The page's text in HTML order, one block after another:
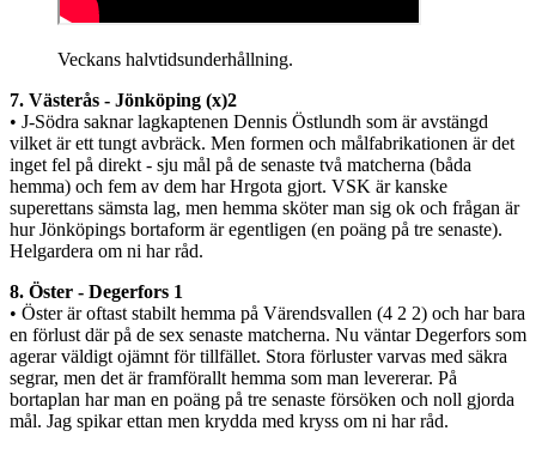
Veckans halvtidsunderhållning.
7. Västerås - Jönköping (x)2
• J-Södra saknar lagkaptenen Dennis Östlundh som är avstängd
vilket är ett tungt avbräck. Men formen och målfabrikationen är det
inget fel på direkt - sju mål på de senaste två matcherna (båda
hemma) och fem av dem har Hrgota gjort. VSK är kanske
superettans sämsta lag, men hemma sköter man sig ok och frågan är
hur Jönköpings bortaform är egentligen (en poäng på tre senaste).
Helgardera om ni har råd.
8. Öster - Degerfors 1
• Öster är oftast stabilt hemma på Värendsvallen (4 2 2) och har bara
en förlust där på de sex senaste matcherna. Nu väntar Degerfors som
agerar väldigt ojämnt för tillfället. Stora förluster varvas med säkra
segrar, men det är framförallt hemma som man levererar. På
bortaplan har man en poäng på tre senaste försöken och noll gjorda
mål. Jag spikar ettan men krydda med kryss om ni har råd.